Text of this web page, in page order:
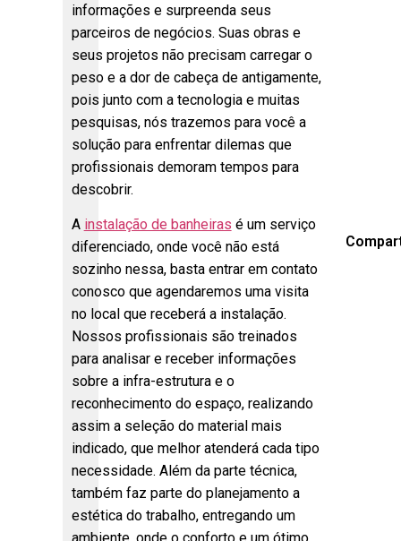
informações e surpreenda seus
parceiros de negócios. Suas obras e
seus projetos não precisam carregar o
peso e a dor de cabeça de antigamente,
pois junto com a tecnologia e muitas
pesquisas, nós trazemos para você a
solução para enfrentar dilemas que
profissionais demoram tempos para
descobrir.
A instalação de banheiras é um serviço
diferenciado, onde você não está
sozinho nessa, basta entrar em contato
conosco que agendaremos uma visita
no local que receberá a instalação.
Nossos profissionais são treinados
para analisar e receber informações
sobre a infra-estrutura e o
reconhecimento do espaço, realizando
assim a seleção do material mais
indicado, que melhor atenderá cada tipo
necessidade. Além da parte técnica,
também faz parte do planejamento a
estética do trabalho, entregando um